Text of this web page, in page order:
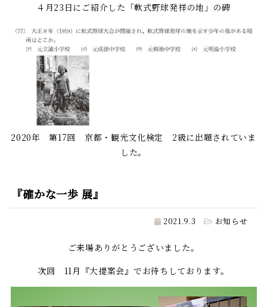
４月23日にご紹介した「軟式野球発祥の地」の碑
2020年 第17回 京都・観光文化検定 2級に出題されていま
した。
『確かな一歩 展』
2021.9.3 お知らせ
ご来場ありがとうございました。
次回 11月『大提案会』でお待ちしております。